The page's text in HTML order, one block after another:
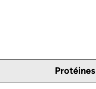
Protéines